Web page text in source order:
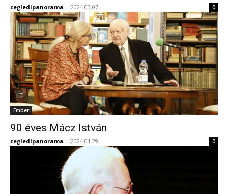
cegledipanorama - 2024.03.07. 0
Ember
90 éves Mácz István
cegledipanorama - 2024.01.29. 0